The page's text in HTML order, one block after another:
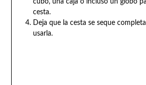
cubo, una caja o incluso un globo
cesta.
Deja que la cesta se seque
usarla.